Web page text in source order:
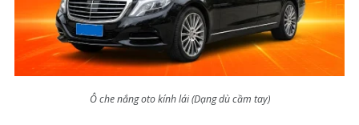
Ô che nắng oto kính lái (Dạng dù cầm tay)